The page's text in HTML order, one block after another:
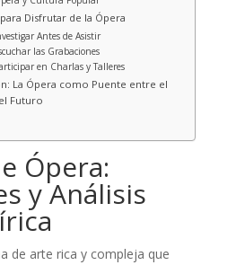
Disfrutar de la Ópera
Antes de Asistir
las Grabaciones
en Charlas y Talleres
La Ópera como Puente entre el
Futuro
Ópera:
y Análisis
de arte rica y compleja que